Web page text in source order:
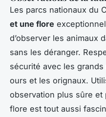
Les parcs nationaux du
et une flore
d’observer les animaux
sans les déranger.
sécurité avec les
ours et les orignaux.
observation plus sûre et
flore est tout aussi